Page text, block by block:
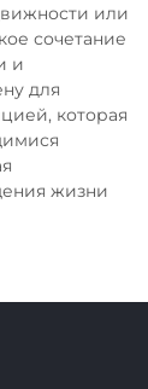
или
сочетание
и
для
которая
жизни